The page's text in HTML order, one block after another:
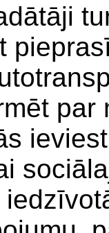
par